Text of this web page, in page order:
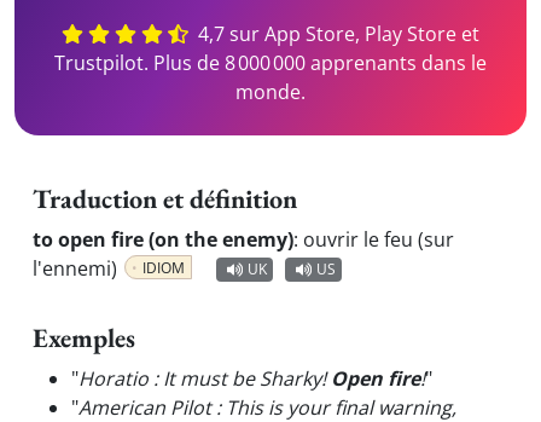
4,7 sur App Store, Play Store et
Trustpilot. Plus de 8 000 000 apprenants dans le
monde.
Traduction et définition
to open fire (on the enemy): ouvrir le feu (sur
l'ennemi)
IDIOM UK US
Exemples
"Horatio : It must be Sharky!Open fire!"
"American Pilot : This is your final warning,